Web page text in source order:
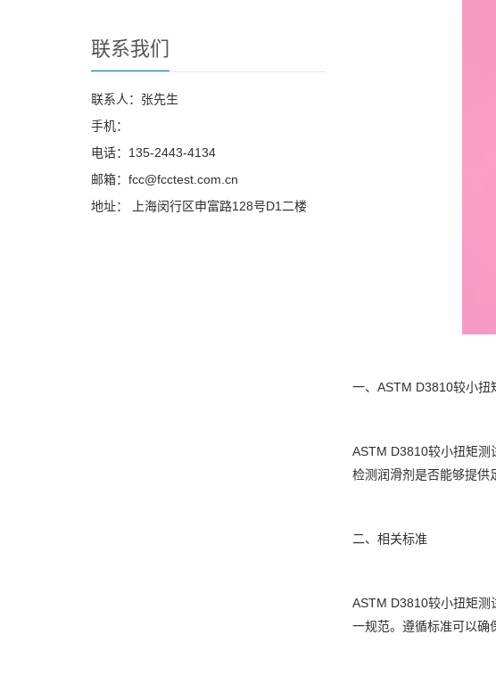
一、ASTM D3810较小扭
ASTM D3810较小扭矩测
检测润滑剂是否能够提供
二、相关标准
ASTM D3810较小扭矩测
一规范。遵循标准可以确
联系我们
联系人：张先生
手机：
电话：135-2443-4134
邮箱：fcc@fcctest.com.cn
地址： 上海闵行区申富路128号D1二楼